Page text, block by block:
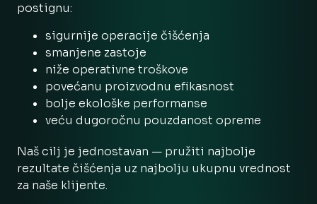
postignu:
sigurnije operacije čišćenja
smanjene zastoje
niže operativne troškove
povećanu proizvodnu efikasnost
bolje ekološke performanse
veću dugoročnu pouzdanost opreme
Naš cilj je jednostavan — pružiti najbolje
rezultate čišćenja uz najbolju ukupnu vrednost
za naše klijente.